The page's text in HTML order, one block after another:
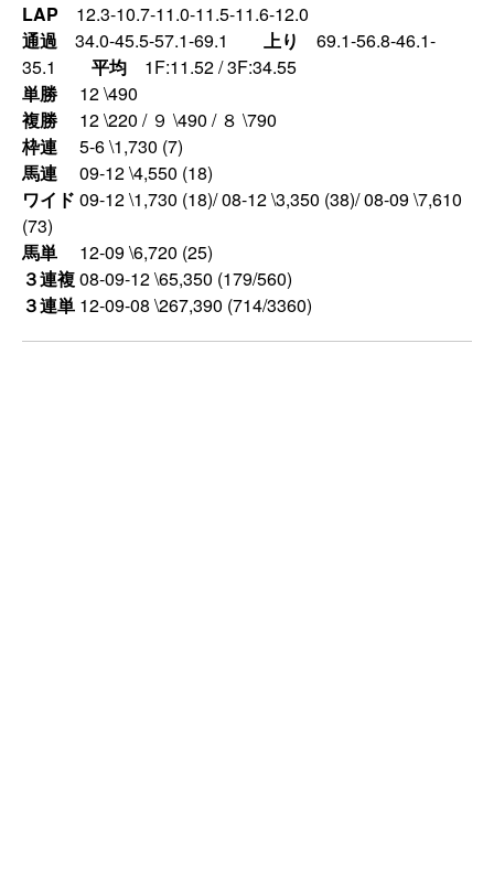
LAP 12.3-10.7-11.0-11.5-11.6-12.0
通過 34.0-45.5-57.1-69.1 上り 69.1-56.8-46.1-
35.1
平均 1F:11.52 / 3F:34.55
単勝
12 \490
複勝
12 \220 / ９ \490 / ８ \790
枠連
5-6 \1,730 (7)
馬連
09-12 \4,550 (18)
ワイド 09-12 \1,730 (18)/ 08-12 \3,350 (38)/ 08-09 \7,610
(73)
馬単
12-09 \6,720 (25)
３連複08-09-12 \65,350 (179/560)
３連単 12-09-08 \267,390 (714/3360)